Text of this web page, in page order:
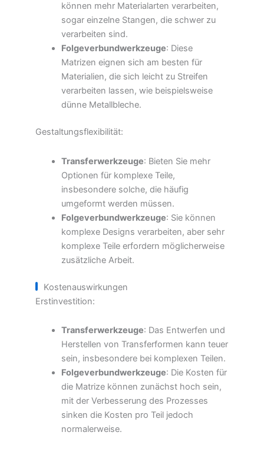
können mehr Materialarten verarbeiten,
sogar einzelne Stangen, die schwer zu
verarbeiten sind.
Folgeverbundwerkzeuge: Diese
Matrizen eignen sich am besten für
Materialien, die sich leicht zu Streifen
verarbeiten lassen, wie beispielsweise
dünne Metallbleche.
Gestaltungsflexibilität:
Transferwerkzeuge: Bieten Sie mehr
Optionen für komplexe Teile,
insbesondere solche, die häufig
umgeformt werden müssen.
Folgeverbundwerkzeuge: Sie können
komplexe Designs verarbeiten, aber sehr
komplexe Teile erfordern möglicherweise
zusätzliche Arbeit.
Kostenauswirkungen
Erstinvestition:
Transferwerkzeuge: Das Entwerfen und
Herstellen von Transferformen kann teuer
sein, insbesondere bei komplexen Teilen.
Folgeverbundwerkzeuge: Die Kosten für
die Matrize können zunächst hoch sein,
mit der Verbesserung des Prozesses
sinken die Kosten pro Teil jedoch
normalerweise.